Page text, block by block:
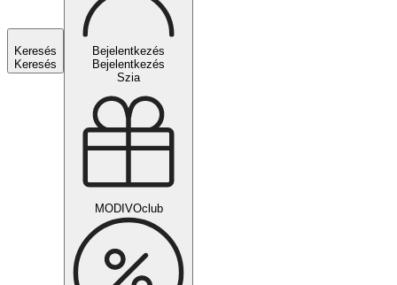
Keresés
Keresés
Bejelentkezés
Bejelentkezés
Szia
MODIVOclub